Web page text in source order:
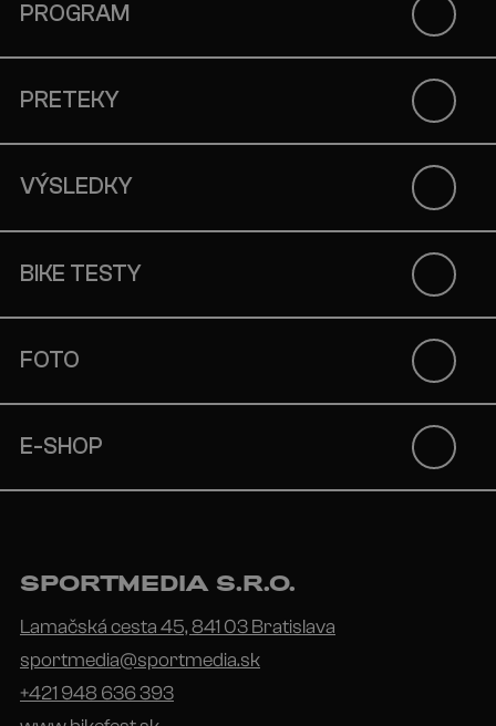
PROGRAM
PRETEKY
VÝSLEDKY
BIKE TESTY
FOTO
E-SHOP
SPORTMEDIA S.R.O.
Lamačská cesta 45, 841 03 Bratislava
sportmedia@sportmedia.sk
+421 948 636 393